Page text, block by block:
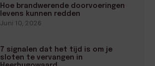
Hoe brandwerende doorvoeringen
levens kunnen redden
Juni 10, 2026
7 signalen dat het tijd is om je
sloten te vervangen in